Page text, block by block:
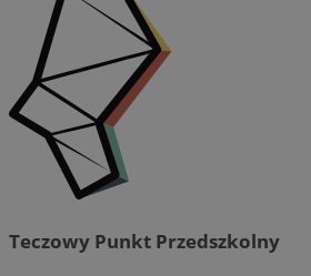
Teczowy Punkt Przedszkolny